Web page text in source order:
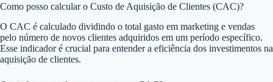
Como posso calcular o Custo de Aquisição de Clientes (CAC)?
O CAC é calculado dividindo o total gasto em marketing e vendas
pelo número de novos clientes adquiridos em um período específico.
Esse indicador é crucial para entender a eficiência dos investimentos na
aquisição de clientes.